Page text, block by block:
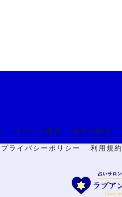
スクール案内 先生の紹介
プライバシーポリシー 利用規約